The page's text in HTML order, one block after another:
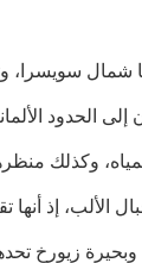
شمال سويسرا،
الحدود
وكذلك
الألب، إذ
وخط عرض 47.37، وبحيرة